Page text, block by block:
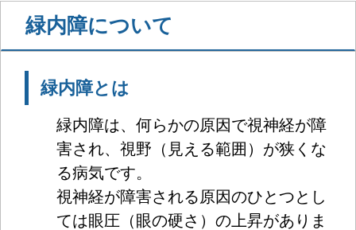
緑内障について
緑内障とは
緑内障は、何らかの原因で視神経が障
害され、視野（見える範囲）が狭くな
る病気です。
視神経が障害される原因のひとつとし
ては眼圧（眼の硬さ）の上昇がありま